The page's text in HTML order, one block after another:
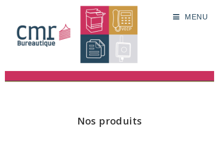
MENU
Nos produits